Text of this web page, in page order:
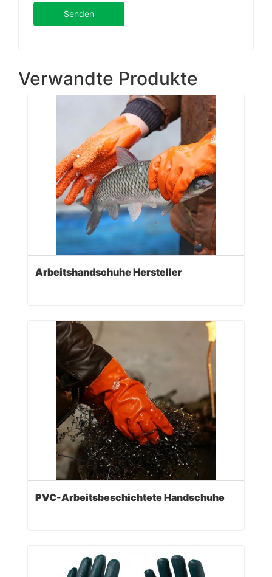
Senden
Verwandte Produkte
Arbeitshandschuhe Hersteller
PVC-Arbeitsbeschichtete Handschuhe